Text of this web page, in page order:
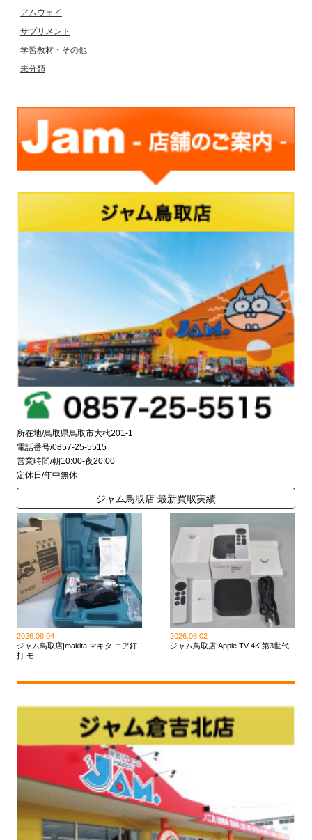
アムウェイ
サプリメント
学習教材・その他
未分類
所在地/鳥取県鳥取市大杙201-1
電話番号/0857-25-5515
営業時間/朝10:00-夜20:00
定休日/年中無休
ジャム鳥取店 最新買取実績
2026.08.04
ジャム鳥取店|makita マキタ エア釘
打 モ ...
2026.08.02
ジャム鳥取店|Apple TV 4K 第3世代